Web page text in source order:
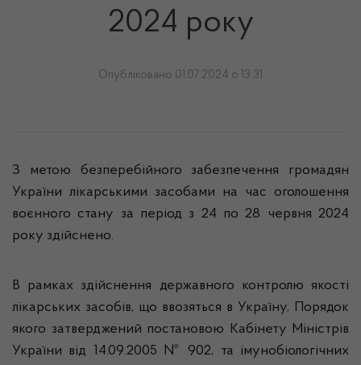
2024 року
Опубліковано 01.07.2024 о 13:31
З метою безперебійного забезпечення громадян
України лікарськими засобами на час оголошення
воєнного стану за період з 24 по 28 червня 2024
року здійснено.
В рамках здійснення державного контролю якості
лікарських засобів, що ввозяться в Україну, Порядок
якого затверджений постановою Кабінету Міністрів
України від 14.09.2005 № 902, та імунобіологічних